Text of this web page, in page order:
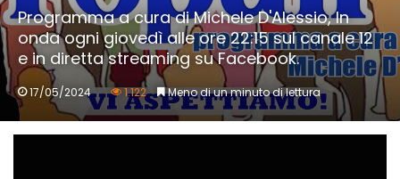
Programma a cura di Michele D'Alessio, In
onda ogni giovedì alle ore 22:15 sul canale 12
e in diretta streaming su Facebook.
17/05/2024 1.122 Meno di un minuto di lettura